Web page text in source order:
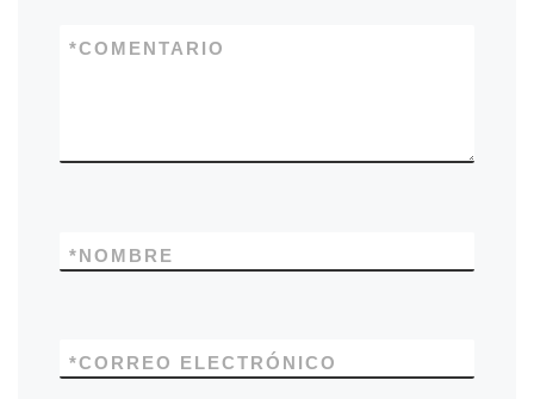
COMENTARIO
*
NOMBRE
*
CORREO ELECTRÓNICO
*